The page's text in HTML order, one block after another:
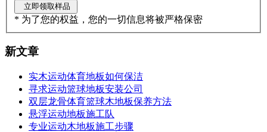
* 为了您的权益，您的一切信息将被严格保密
新文章
实木运动体育地板如何保洁
寻求运动篮球地板安装公司
双层龙骨体育篮球木地板保养方法
悬浮运动地板施工队
专业运动木地板施工步骤